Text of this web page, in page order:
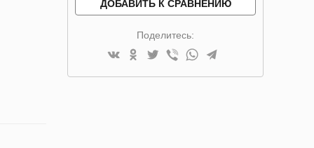
ДОБАВИТЬ К СРАВНЕНИЮ
Поделитесь: